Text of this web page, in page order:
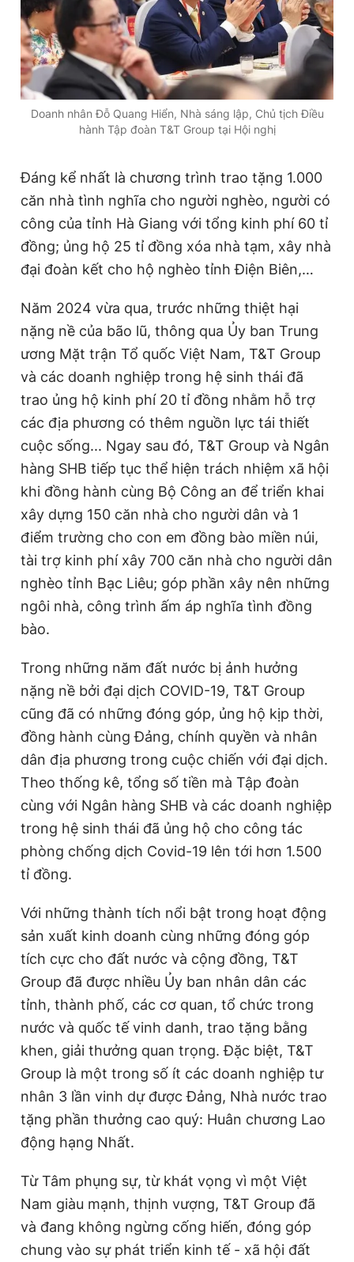
Doanh nhân Đỗ Quang Hiển, Nhà sáng lập, Chủ tịch Điều
hành Tập đoàn T&T Group tại Hội nghị
Đáng kể nhất là chương trình trao tặng 1.000
căn nhà tình nghĩa cho người nghèo, người có
công của tỉnh Hà Giang với tổng kinh phí 60 tỉ
đồng; ủng hộ 25 tỉ đồng xóa nhà tạm, xây nhà
đại đoàn kết cho hộ nghèo tỉnh Điện Biên,…
Năm 2024 vừa qua, trước những thiệt hại
nặng nề của bão lũ, thông qua Ủy ban Trung
ương Mặt trận Tổ quốc Việt Nam, T&T Group
và các doanh nghiệp trong hệ sinh thái đã
trao ủng hộ kinh phí 20 tỉ đồng nhằm hỗ trợ
các địa phương có thêm nguồn lực tái thiết
cuộc sống... Ngay sau đó, T&T Group và Ngân
hàng SHB tiếp tục thể hiện trách nhiệm xã hội
khi đồng hành cùng Bộ Công an để triển khai
xây dựng 150 căn nhà cho người dân và 1
điểm trường cho con em đồng bào miền núi,
tài trợ kinh phí xây 700 căn nhà cho người dân
nghèo tỉnh Bạc Liêu; góp phần xây nên những
ngôi nhà, công trình ấm áp nghĩa tình đồng
bào.
Trong những năm đất nước bị ảnh hưởng
nặng nề bởi đại dịch COVID-19, T&T Group
cũng đã có những đóng góp, ủng hộ kịp thời,
đồng hành cùng Đảng, chính quyền và nhân
dân địa phương trong cuộc chiến với đại dịch.
Theo thống kê, tổng số tiền mà Tập đoàn
cùng với Ngân hàng SHB và các doanh nghiệp
trong hệ sinh thái đã ủng hộ cho công tác
phòng chống dịch Covid-19 lên tới hơn 1.500
tỉ đồng.
Với những thành tích nổi bật trong hoạt động
sản xuất kinh doanh cùng những đóng góp
tích cực cho đất nước và cộng đồng, T&T
Group đã được nhiều Ủy ban nhân dân các
tỉnh, thành phố, các cơ quan, tổ chức trong
nước và quốc tế vinh danh, trao tặng bằng
khen, giải thưởng quan trọng. Đặc biệt, T&T
Group là một trong số ít các doanh nghiệp tư
nhân 3 lần vinh dự được Đảng, Nhà nước trao
tặng phần thưởng cao quý: Huân chương Lao
động hạng Nhất.
Từ Tâm phụng sự, từ khát vọng vì một Việt
Nam giàu mạnh, thịnh vượng, T&T Group đã
và đang không ngừng cống hiến, đóng góp
chung vào sự phát triển kinh tế - xã hội đất